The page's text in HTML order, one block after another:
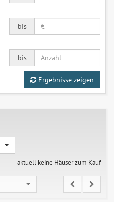
bis
bis
Ergebnisse zeigen
aktuell keine Häuser zum Kauf